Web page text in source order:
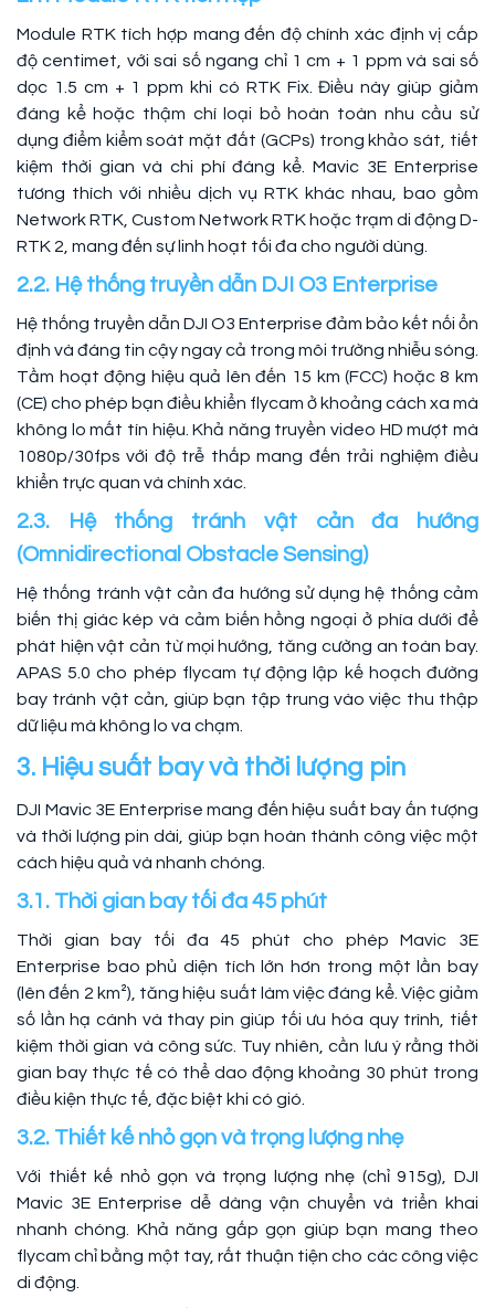
Module RTK tích hợp mang đến độ chính xác định vị cấp
độ centimet, với sai số ngang chỉ 1 cm + 1 ppm và sai số
dọc 1.5 cm + 1 ppm khi có RTK Fix. Điều này giúp giảm
đáng kể hoặc thậm chí loại bỏ hoàn toàn nhu cầu sử
dụng điểm kiểm soát mặt đất (GCPs) trong khảo sát, tiết
kiệm thời gian và chi phí đáng kể. Mavic 3E Enterprise
tương thích với nhiều dịch vụ RTK khác nhau, bao gồm
Network RTK, Custom Network RTK hoặc trạm di động D-
RTK 2, mang đến sự linh hoạt tối đa cho người dùng.
2.2. Hệ thống truyền dẫn DJI O3 Enterprise
Hệ thống truyền dẫn DJI O3 Enterprise đảm bảo kết nối ổn
định và đáng tin cậy ngay cả trong môi trường nhiễu sóng.
Tầm hoạt động hiệu quả lên đến 15 km (FCC) hoặc 8 km
(CE) cho phép bạn điều khiển flycam ở khoảng cách xa mà
không lo mất tín hiệu. Khả năng truyền video HD mượt mà
1080p/30fps với độ trễ thấp mang đến trải nghiệm điều
khiển trực quan và chính xác.
2.3. Hệ thống tránh vật cản đa hướng
(Omnidirectional Obstacle Sensing)
Hệ thống tránh vật cản đa hướng sử dụng hệ thống cảm
biến thị giác kép và cảm biến hồng ngoại ở phía dưới để
phát hiện vật cản từ mọi hướng, tăng cường an toàn bay.
APAS 5.0 cho phép flycam tự động lập kế hoạch đường
bay tránh vật cản, giúp bạn tập trung vào việc thu thập
dữ liệu mà không lo va chạm.
3. Hiệu suất bay và thời lượng pin
DJI Mavic 3E Enterprise mang đến hiệu suất bay ấn tượng
và thời lượng pin dài, giúp bạn hoàn thành công việc một
cách hiệu quả và nhanh chóng.
3.1. Thời gian bay tối đa 45 phút
Thời gian bay tối đa 45 phút cho phép Mavic 3E
Enterprise bao phủ diện tích lớn hơn trong một lần bay
(lên đến 2 km²), tăng hiệu suất làm việc đáng kể. Việc giảm
số lần hạ cánh và thay pin giúp tối ưu hóa quy trình, tiết
kiệm thời gian và công sức. Tuy nhiên, cần lưu ý rằng thời
gian bay thực tế có thể dao động khoảng 30 phút trong
điều kiện thực tế, đặc biệt khi có gió.
3.2. Thiết kế nhỏ gọn và trọng lượng nhẹ
Với thiết kế nhỏ gọn và trọng lượng nhẹ (chỉ 915g), DJI
Mavic 3E Enterprise dễ dàng vận chuyển và triển khai
nhanh chóng. Khả năng gấp gọn giúp bạn mang theo
flycam chỉ bằng một tay, rất thuận tiện cho các công việc
di động.